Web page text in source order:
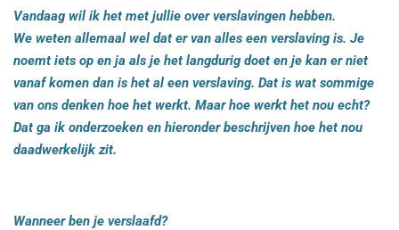
Vandaag wil ik het met jullie over verslavingen hebben.
We weten allemaal wel dat er van alles een verslaving is. Je
noemt iets op en ja als je het langdurig doet en je kan er niet
vanaf komen dan is het al een verslaving. Dat is wat sommige
van ons denken hoe het werkt. Maar hoe werkt het nou echt?
Dat ga ik onderzoeken en hieronder beschrijven hoe het nou
daadwerkelijk zit.
Wanneer ben je verslaafd?